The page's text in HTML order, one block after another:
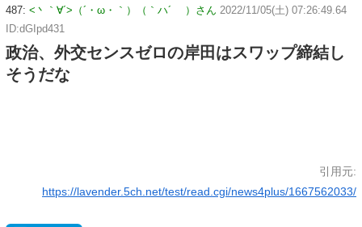
487: <丶｀∀´>（´・ω・｀）（｀ハ´ ）さん 2022/11/05(土) 07:26:49.64
ID:dGIpd431
政治、外交センスゼロの岸田はスワップ締結し
そうだな
引用元:
https://lavender.5ch.net/test/read.cgi/news4plus/1667562033/